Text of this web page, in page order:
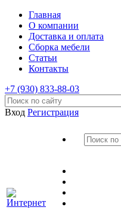
Главная
О компании
Доставка и оплата
Сборка мебели
Статьи
Контакты
+7 (930) 833-88-03
Вход Регистрация